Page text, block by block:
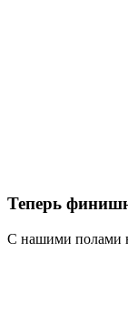
Теперь
С нашими полами